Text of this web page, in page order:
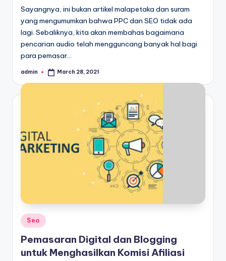
Sayangnya, ini bukan artikel malapetaka dan suram
yang mengumumkan bahwa PPC dan SEO tidak ada
lagi. Sebaliknya, kita akan membahas bagaimana
pencarian audio telah mengguncang banyak hal bagi
para pemasar…
Posted
admin March 28, 2021
Posted
in
Seo
Pemasaran Digital dan Blogging
untuk Menghasilkan Komisi Afiliasi